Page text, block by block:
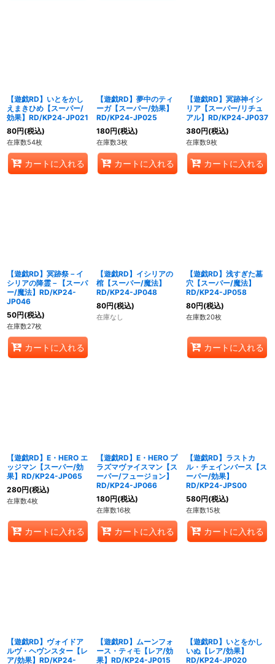
【遊戯RD】いとをかし
えまきひめ【スーパー/
効果】RD/KP24-JP021
80円(税込)
在庫数54枚
カートに入れる
【遊戯RD】夢中のティ
ーガ【スーパー/効果】
RD/KP24-JP025
180円(税込)
在庫数3枚
カートに入れる
【遊戯RD】冥跡神イシ
リア【スーパー/リチュ
アル】RD/KP24-JP037
380円(税込)
在庫数9枚
カートに入れる
【遊戯RD】冥跡祭－イ
シリアの降霊－【スーパ
ー/魔法】RD/KP24-
JP046
50円(税込)
在庫数27枚
カートに入れる
【遊戯RD】イシリアの
棺【スーパー/魔法】
RD/KP24-JP048
80円(税込)
在庫なし
【遊戯RD】浅すぎた墓
穴【スーパー/魔法】
RD/KP24-JP058
80円(税込)
在庫数20枚
カートに入れる
【遊戯RD】E・HERO エ
ッジマン【スーパー/効
果】RD/KP24-JP065
280円(税込)
在庫数4枚
カートに入れる
【遊戯RD】E・HERO プ
ラズマヴァイスマン【ス
ーパー/フュージョン】
RD/KP24-JP066
180円(税込)
在庫数16枚
カートに入れる
【遊戯RD】ラストカ
ル・チェインバース【ス
ーパー/効果】
RD/KP24-JPS00
580円(税込)
在庫数15枚
カートに入れる
【遊戯RD】ヴォイドア
ルヴ・ヘヴンスター【レ
ア/効果】RD/KP24-
【遊戯RD】ムーンフォ
ース・ティモ【レア/効
果】RD/KP24-JP015
【遊戯RD】いとをかし
いぬ【レア/効果】
RD/KP24-JP020